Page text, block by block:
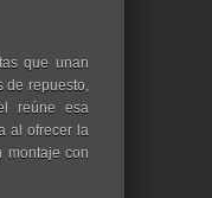
que unan
de repuesto,
reúne esa
al ofrecer la
montaje con